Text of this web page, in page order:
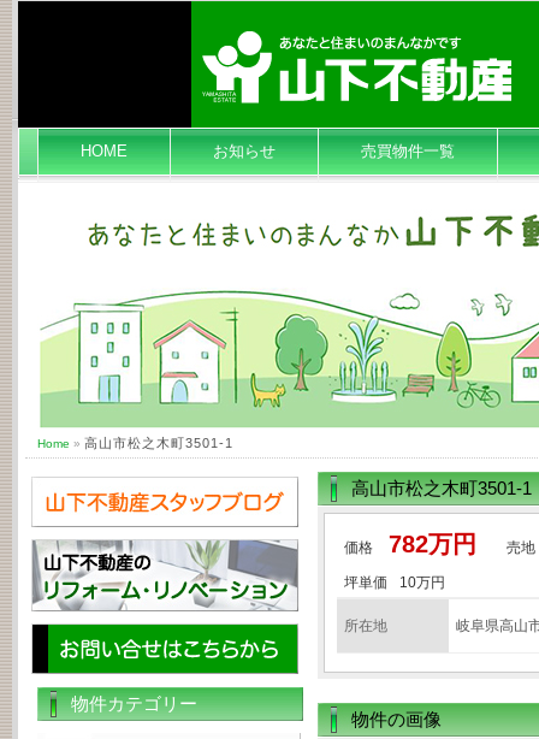
HOME お知らせ 売買物件一覧
Home » 高山市松之木町3501-1
高山市松之木町3501-1
価格 782万円 売地
坪単価 10万円
所在地 岐阜県高山
物件の画像
物件カテゴリー